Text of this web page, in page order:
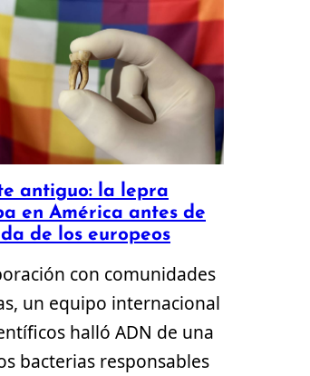
antiguo: la lepra
en América antes de
de los europeos
con comunidades
un equipo internacional
halló ADN de una
bacterias responsables